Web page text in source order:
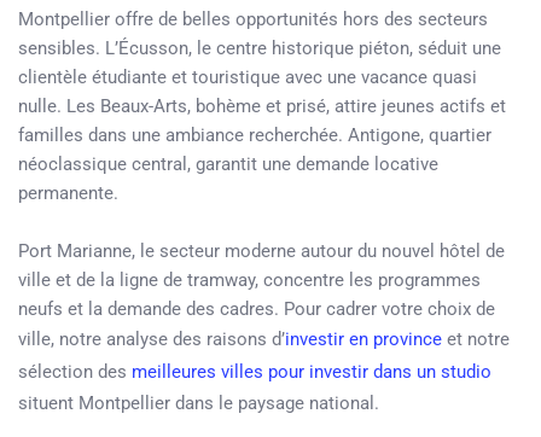
Montpellier offre de belles opportunités hors des secteurs
sensibles. L’Écusson, le centre historique piéton, séduit une
clientèle étudiante et touristique avec une vacance quasi
nulle. Les Beaux-Arts, bohème et prisé, attire jeunes actifs et
familles dans une ambiance recherchée. Antigone, quartier
néoclassique central, garantit une demande locative
permanente.
Port Marianne, le secteur moderne autour du nouvel hôtel de
ville et de la ligne de tramway, concentre les programmes
neufs et la demande des cadres. Pour cadrer votre choix de
ville, notre analyse des raisons d’investir en province et notre
sélection des meilleures villes pour investir dans un studio
situent Montpellier dans le paysage national.